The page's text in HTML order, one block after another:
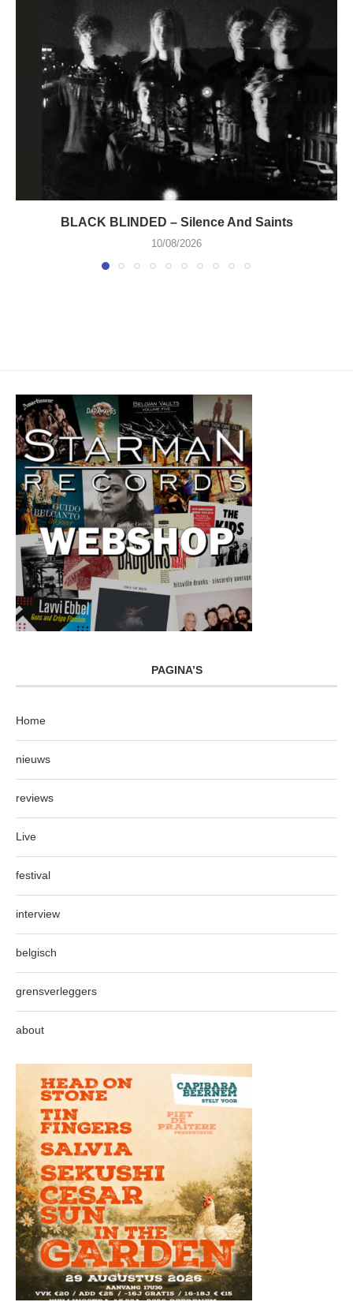
BLACK BLINDED – Silence And Saints
10/08/2026
PAGINA’S
Home
nieuws
reviews
Live
festival
interview
belgisch
grensverleggers
about